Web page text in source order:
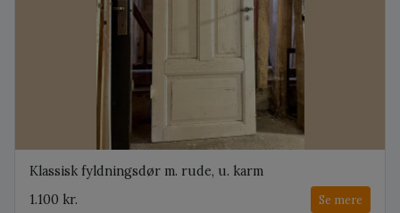
Klassisk fyldningsdør m. rude, u. karm
1.100 kr.
Se mere